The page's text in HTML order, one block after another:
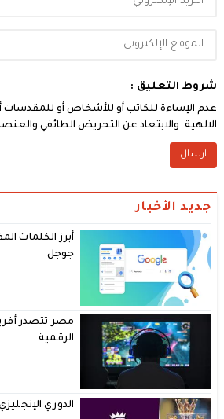
شروط التعليق :
عدم الإساءة للكاتب أو للأشخاص أو للمقدسات
الالهية. والابتعاد عن التحريض الطائفي
جديد الأخبار
جوجل
مصر تتصدر
الرقمية
الدوري